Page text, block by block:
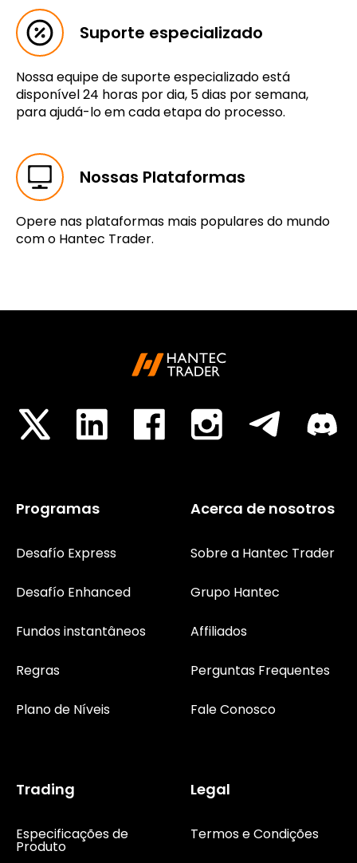
Suporte especializado
Nossa equipe de suporte especializado está
disponível 24 horas por dia, 5 dias por semana,
para ajudá-lo em cada etapa do processo.
Nossas Plataformas
Opere nas plataformas mais populares do mundo
com o Hantec Trader.
Programas
Desafío Express
Desafío Enhanced
Fundos instantâneos
Regras
Plano de Níveis
Acerca de nosotros
Sobre a Hantec Trader
Grupo Hantec
Affiliados
Perguntas Frequentes
Fale Conosco
Trading
Especificações de
Produto
Legal
Termos e Condições